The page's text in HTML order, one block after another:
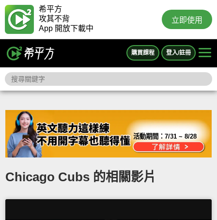
希平方
攻其不背
App 開放下載中
立即使用
購買課程 登入/註冊
活動期間：7/31 ~ 8/28
Chicago Cubs 的相關影片